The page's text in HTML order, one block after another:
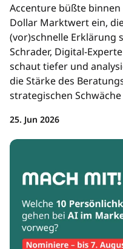
Accenture büßte binnen
Dollar Marktwert ein,
(vor)schnelle Erklärung
Schrader, Digital-
schaut tiefer und
die Stärke des
strategischen
25. Jun 2026